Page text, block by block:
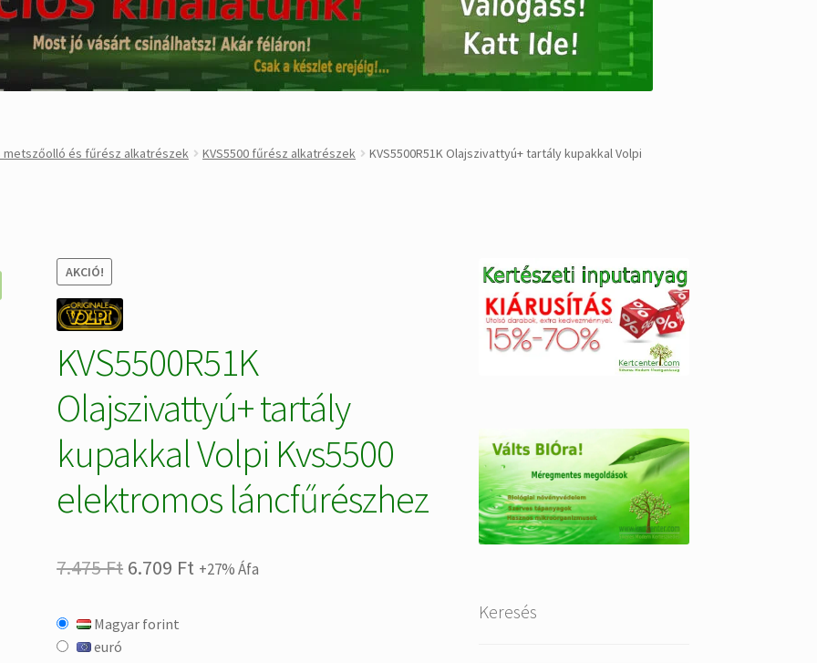
metszőolló és fűrész alkatrészek KVS5500 fűrész alkatrészek
KVS5500R51K Olajszivattyú+ tartály kupakkal Volpi
AKCIÓ!
KVS5500R51K
Olajszivattyú+ tartály
kupakkal Volpi Kvs5500
elektromos láncfűrészhez
7.475Ft Original
was:
6.709 Ft Current
+27% Áfa
Magyar forint
euró
Keresés